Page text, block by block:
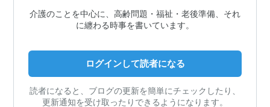
介護のことを中心に、高齢問題・福祉・老後準備、それ
に纏わる時事を書いています。
ログインして読者になる
読者になると、ブログの更新を簡単にチェックしたり、
更新通知を受け取ったりできるようになります。